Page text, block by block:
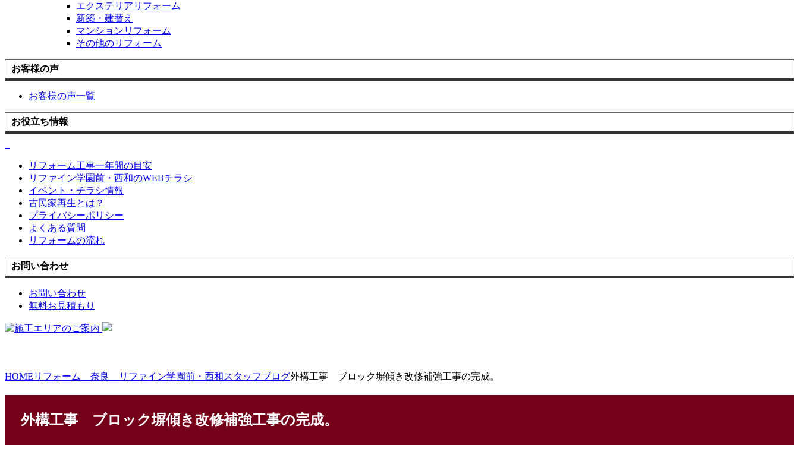
エクステリアリフォーム
新築・建替え
マンションリフォーム
その他のリフォーム
お客様の声
お客様の声一覧
お役立ち情報
リフォーム工事一年間の目安
リファイン学園前・西和のWEBチラシ
イベント・チラシ情報
古民家再生とは？
プライバシーポリシー
よくある質問
リフォームの流れ
お問い合わせ
お問い合わせ
無料お見積もり
HOME リフォーム 奈良 リファイン学園前・西和スタッフブログ外構工事 ブロック塀傾き改修補強工事の完成。
外構工事 ブロック塀傾き改修補強工事の完成。